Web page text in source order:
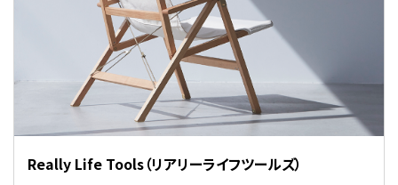
Really Life Tools（リアリーライフツールズ）